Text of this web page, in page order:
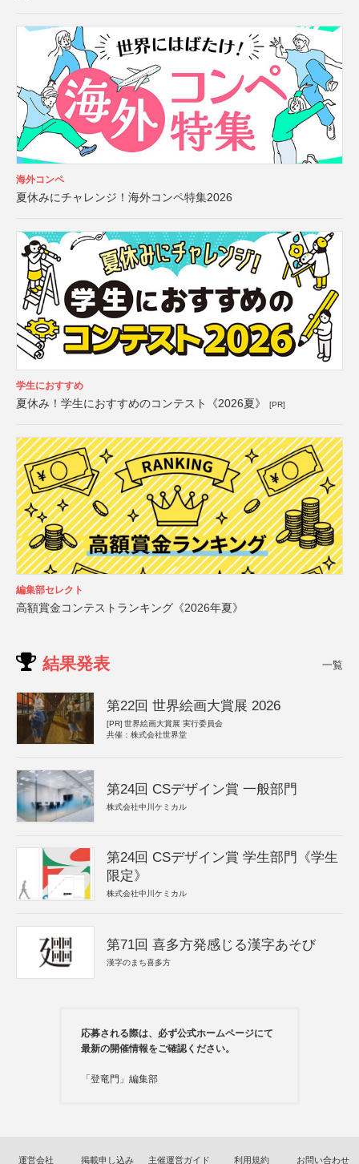
海外コンペ
夏休みにチャレンジ！海外コンペ特集2026
学生におすすめ
夏休み！学生におすすめのコンテスト《2026夏》 [PR]
編集部セレクト
高額賞金コンテストランキング《2026年夏》
結果発表 一覧
第22回 世界絵画大賞展 2026
[PR] 世界絵画大賞展 実行委員会
共催：株式会社世界堂
第24回 CSデザイン賞 一般部門
株式会社中川ケミカル
第24回 CSデザイン賞 学生部門《学生
限定》
株式会社中川ケミカル
第71回 喜多方発感じる漢字あそび
漢字のまち喜多方
応募される際は、必ず公式ホームページにて
最新の開催情報をご確認ください。
「登竜門」編集部
運営会社 掲載申し込み 主催運営ガイド 利用規約 お問い合わせ